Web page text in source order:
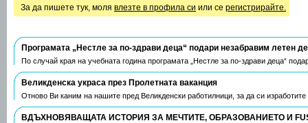
За да пишете тук, моля влезте в профила си или се регистрирайте.
Програмата „Нестле за по-здрави деца“ подари незабравим летен
По случай края на учебната година програмата „Нестле за по-здрави деца“
Великденска украса през Пролетната ваканция
Отново Ви каним на нашите пред Великденски работилници, за да си
ВДЪХНОВЯВАЩАТА ИСТОРИЯ ЗА МЕЧТИТЕ, ОБРАЗОВАНИЕТО И